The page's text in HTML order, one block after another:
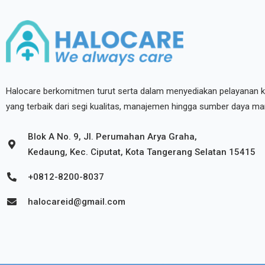
Halocare berkomitmen turut serta dalam menyediakan pelayanan
yang terbaik dari segi kualitas, manajemen hingga sumber daya
Blok A No. 9, Jl. Perumahan Arya Graha,
Kedaung, Kec. Ciputat, Kota Tangerang Selatan 15415
+0812-8200-8037
halocareid@gmail.com